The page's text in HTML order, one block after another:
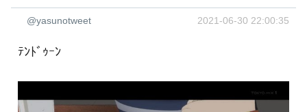
@yasunotweet 2021-06-30 22:00:35
ﾃﾝﾄﾞｩｰﾝ